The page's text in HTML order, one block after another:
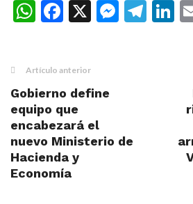
WhatsApp
Facebook
X
Artículo anterior
Gobierno define
equipo que
encabezará el
nuevo Ministerio de
Hacienda y
Economía